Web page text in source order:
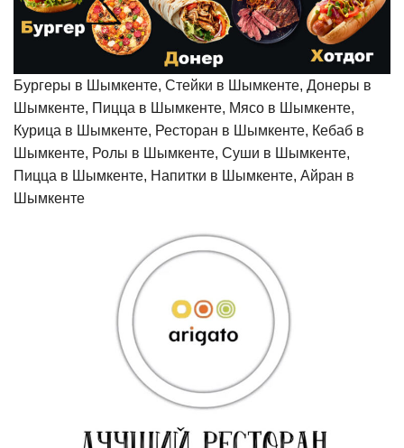
Бургеры в Шымкенте, Стейки в Шымкенте, Донеры в
Шымкенте, Пицца в Шымкенте, Мясо в Шымкенте,
Курица в Шымкенте, Ресторан в Шымкенте, Кебаб в
Шымкенте, Ролы в Шымкенте, Суши в Шымкенте,
Пицца в Шымкенте, Напитки в Шымкенте, Айран в
Шымкенте